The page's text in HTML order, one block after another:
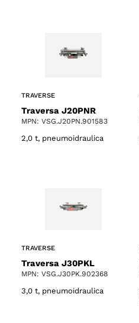
TRAVERSE
Traversa J20PNR
MPN: VSG.J20PN.901583
2,0 t, pneumoidraulica
TRAVERSE
Traversa J30PKL
MPN: VSG.J30PK.902368
3,0 t, pneumoidraulica